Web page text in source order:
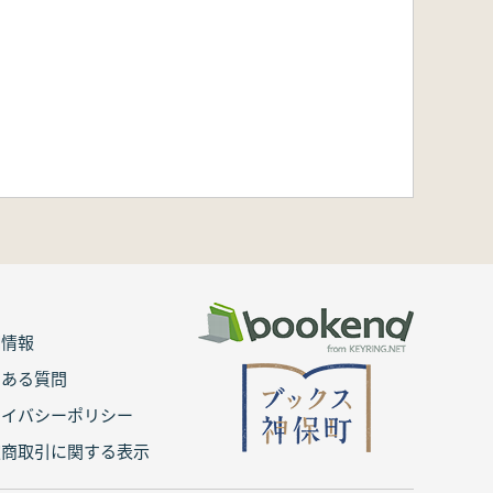
報
る質問
バシーポリシー
取引に関する表示